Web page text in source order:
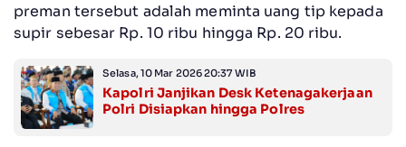
preman tersebut adalah meminta uang tip kepada
supir sebesar Rp. 10 ribu hingga Rp. 20 ribu.
Selasa, 10 Mar 2026 20:37 WIB
Kapolri Janjikan Desk Ketenagakerjaan
Polri Disiapkan hingga Polres